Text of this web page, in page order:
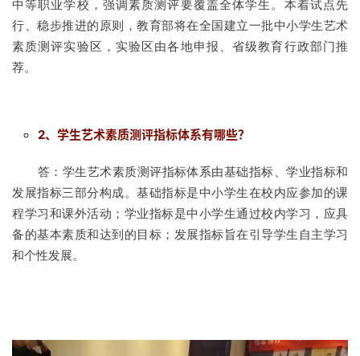
中等职业学校，强调素质测评要覆盖全体学生。本着试点先
行、稳步推进的原则，教育部将在全国建立一批中小学生艺术
素质测评实验区，实验区由各地申报、省级教育行政部门推
荐。
2、学生艺术素质测评指标体系有哪些？
答：学生艺术素质测评指标体系由基础指标、学业指标和
发展指标三部分构成。基础指标是中小学生在校内应参加的课
程学习和课外活动；学业指标是中小学生通过校内学习，应具
备的基本素质和达到的目标；发展指标旨在引导学生自主学习
和个性发展。